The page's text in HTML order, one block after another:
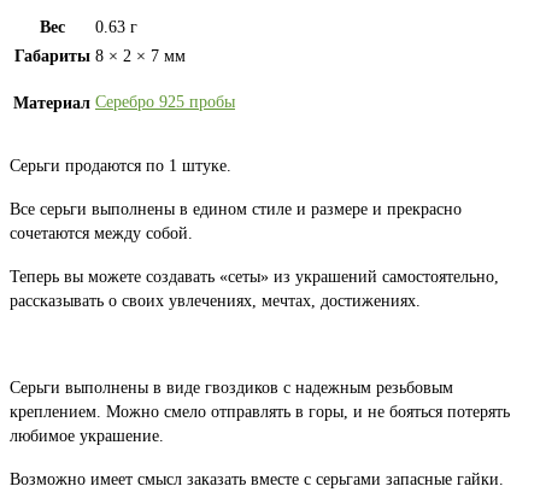
Вес
0.63 г
Габариты 8 × 2 × 7 мм
Материал Серебро 925 пробы
Серьги продаются по 1 штуке.
Все серьги выполнены в едином стиле и размере и прекрасно
сочетаются между собой.
Теперь вы можете создавать «сеты» из украшений самостоятельно,
рассказывать о своих увлечениях, мечтах, достижениях.
Серьги выполнены в виде гвоздиков с надежным резьбовым
креплением. Можно смело отправлять в горы, и не бояться потерять
любимое украшение.
Возможно имеет смысл заказать вместе с серьгами запасные гайки.